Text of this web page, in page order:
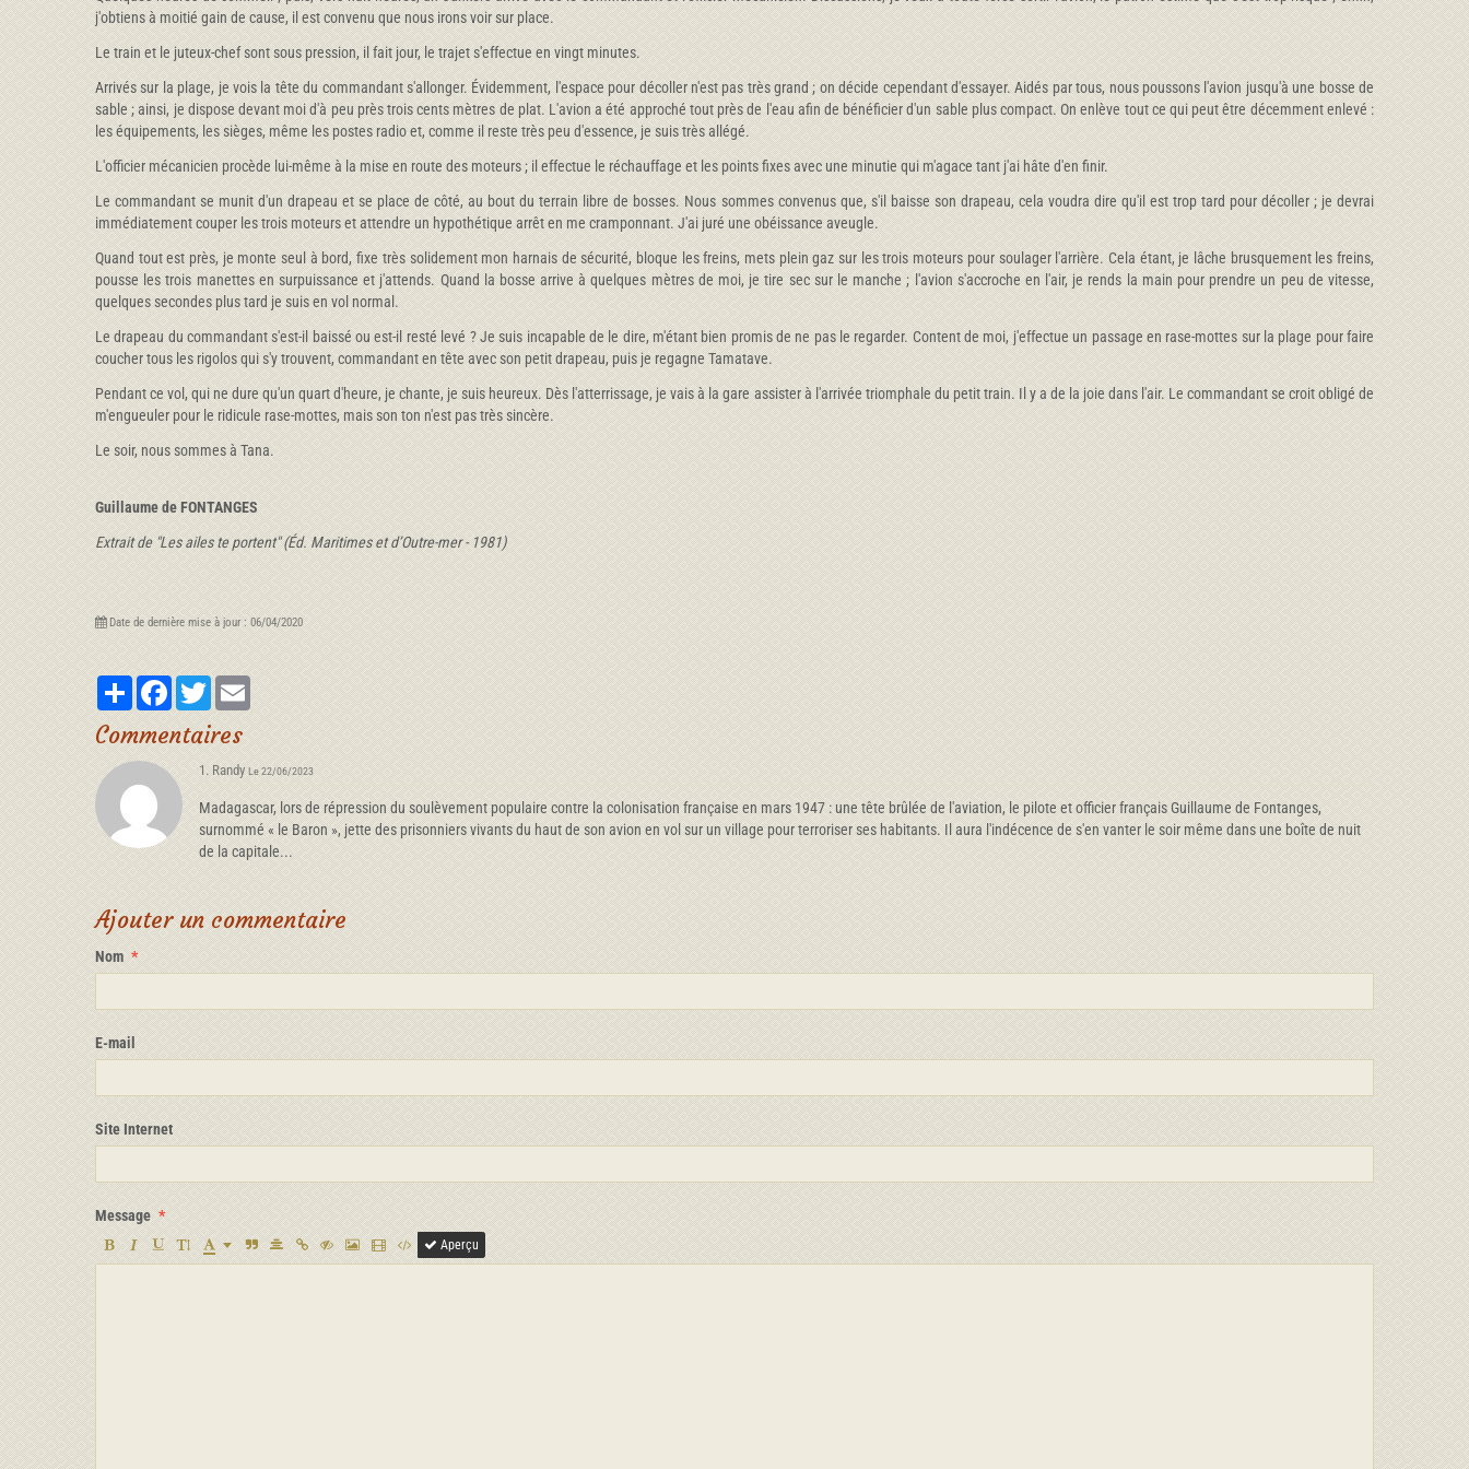
j'obtiens à moitié gain de cause, il est convenu que nous irons voir sur place.
Le train et le juteux-chef sont sous pression, il fait jour, le trajet s'effectue en vingt minutes.
Arrivés sur la plage, je vois la tête du commandant s'allonger. Évidemment, l'espace pour décoller n'est pas très grand ; on décide cependant d'essayer. Aidés par tous, nous poussons l'avion jusqu'à une bosse de
sable ; ainsi, je dispose devant moi d'à peu près trois cents mètres de plat. L'avion a été approché tout près de l'eau afin de bénéficier d'un sable plus compact. On enlève tout ce qui peut être décemment enlevé :
les équipements, les sièges, même les postes radio et, comme il reste très peu d'essence, je suis très allégé.
L'officier mécanicien procède lui-même à la mise en route des moteurs ; il effectue le réchauffage et les points fixes avec une minutie qui m'agace tant j'ai hâte d'en finir.
Le commandant se munit d'un drapeau et se place de côté, au bout du terrain libre de bosses. Nous sommes convenus que, s'il baisse son drapeau, cela voudra dire qu'il est trop tard pour décoller ; je devrai
immédiatement couper les trois moteurs et attendre un hypothétique arrêt en me cramponnant. J'ai juré une obéissance aveugle.
Quand tout est près, je monte seul à bord, fixe très solidement mon harnais de sécurité, bloque les freins, mets plein gaz sur les trois moteurs pour soulager l'arrière. Cela étant, je lâche brusquement les freins,
pousse les trois manettes en surpuissance et j'attends. Quand la bosse arrive à quelques mètres de moi, je tire sec sur le manche ; l'avion s'accroche en l'air, je rends la main pour prendre un peu de vitesse,
quelques secondes plus tard je suis en vol normal.
Le drapeau du commandant s'est-il baissé ou est-il resté levé ? Je suis incapable de le dire, m'étant bien promis de ne pas le regarder. Content de moi, j'effectue un passage en rase-mottes sur la plage pour faire
coucher tous les rigolos qui s'y trouvent, commandant en tête avec son petit drapeau, puis je regagne Tamatave.
Pendant ce vol, qui ne dure qu'un quart d'heure, je chante, je suis heureux. Dès l'atterrissage, je vais à la gare assister à l'arrivée triomphale du petit train. Il y a de la joie dans l'air. Le commandant se croit obligé de
m'engueuler pour le ridicule rase-mottes, mais son ton n'est pas très sincère.
Le soir, nous sommes à Tana.
Guillaume de FONTANGES
Extrait de "Les ailes te portent" (Éd. Maritimes et d’Outre-mer - 1981)
Date de dernière mise à jour : 06/04/2020
PartagerFacebookTwitter
Commentaires
1. Randy Le 22/06/2023
Madagascar, lors de répression du soulèvement populaire contre la colonisation française en mars 1947 : une tête brûlée de l'aviation, le pilote et officier français Guillaume de Fontanges,
surnommé « le Baron », jette des prisonniers vivants du haut de son avion en vol sur un village pour terroriser ses habitants. Il aura l'indécence de s'en vanter le soir même dans une boîte de nuit
de la capitale...
Ajouter un commentaire
Nom
E-mail
Site Internet
Message
Aperçu